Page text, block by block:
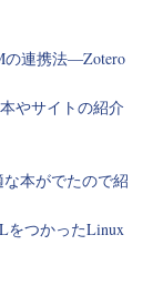
の連携法―Zotero
やサイトの紹介
本がでたので紹
をつかったLinux